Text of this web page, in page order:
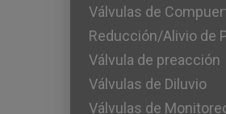
Válvulas de
Reducción/Alivio de
Válvula de preacción
Válvulas de Diluvio
Válvulas de